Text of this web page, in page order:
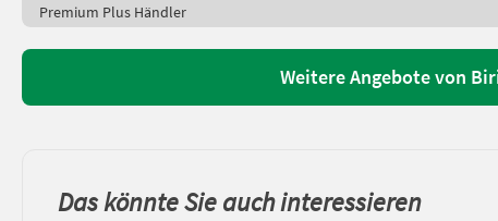
Premium Plus Händler
Weitere Angebote von
Das könnte Sie auch interessieren